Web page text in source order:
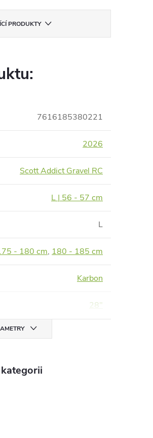
PRODUKTY
7616185380221
2026
Scott Addict Gravel RC
L | 56 - 57 cm
L
- 180 cm, 180 - 185 cm
Karbon
28"